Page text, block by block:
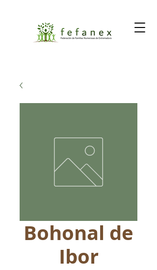
Bohonal de
Ibor